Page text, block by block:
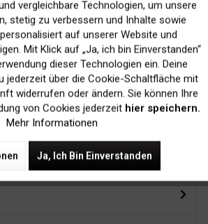
der
Versand innerhalb von
24H*
Aktiv
Inaktiv
Inaktiv
vergleichbare Technologien, um unsere
stetig zu verbessern und Inhalte sowie
auf unserer Website und
Mit Klick auf „Ja, ich bin Einverstanden“
dieser Technologien ein. Deine
jederzeit über die Cookie-Schaltfläche mit
widerrufen oder ändern. Sie können Ihre
von Cookies jederzeit hier speichern.
Mehr Informationen
Ja, Ich Bin Einverstanden